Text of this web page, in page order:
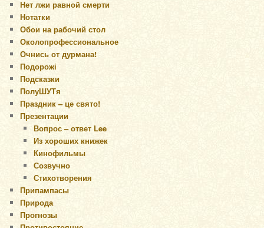
Нет лжи равной смерти
Нотатки
Обои на рабочий стол
Околопрофессиональное
Очнись от дурмана!
Подорожі
Подсказки
ПолуШУТя
Праздник – це свято!
Презентации
Вопрос – ответ Lee
Из хороших книжек
Кинофильмы
Созвучно
Стихотворения
Припампасы
Природа
Прогнозы